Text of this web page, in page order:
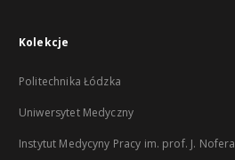
Kolekcje
Politechnika Łódzka
Uniwersytet Medyczny
Instytut Medycyny Pracy im. prof. J. Nofera